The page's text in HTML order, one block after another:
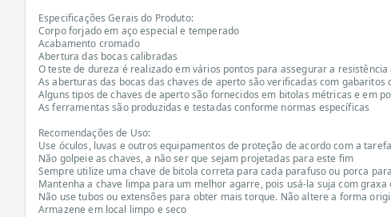
Especificações Gerais do Produto:
Corpo forjado em aço especial e temperado
Acabamento cromado
Abertura das bocas calibradas
O teste de dureza é realizado em vários pontos para assegurar a
As aberturas das bocas das chaves de aperto são verificadas com
Alguns tipos de chaves de aperto são fornecidos em bitolas métricas e em
As ferramentas são produzidas e testadas conforme normas específicas
Recomendações de Uso:
Use óculos, luvas e outros equipamentos de proteção de acordo com a
Não golpeie as chaves, a não ser que sejam projetadas para este fim
Sempre utilize uma chave de bitola correta para cada parafuso ou porca
Mantenha a chave limpa para um melhor agarre, pois usá-la suja com graxa
Não use tubos ou extensões para obter mais torque. Não altere a forma
Armazene em local limpo e seco